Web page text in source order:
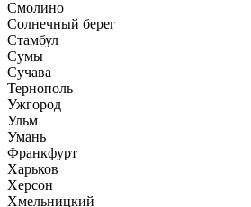
Смолино
Солнечный берег
Стамбул
Сумы
Сучава
Тернополь
Ужгород
Ульм
Умань
Франкфурт
Харьков
Херсон
Хмельницкий